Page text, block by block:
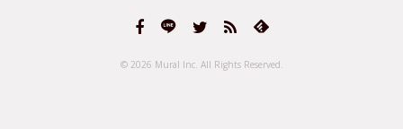
© 2026 Mural Inc. All Rights Reserved.